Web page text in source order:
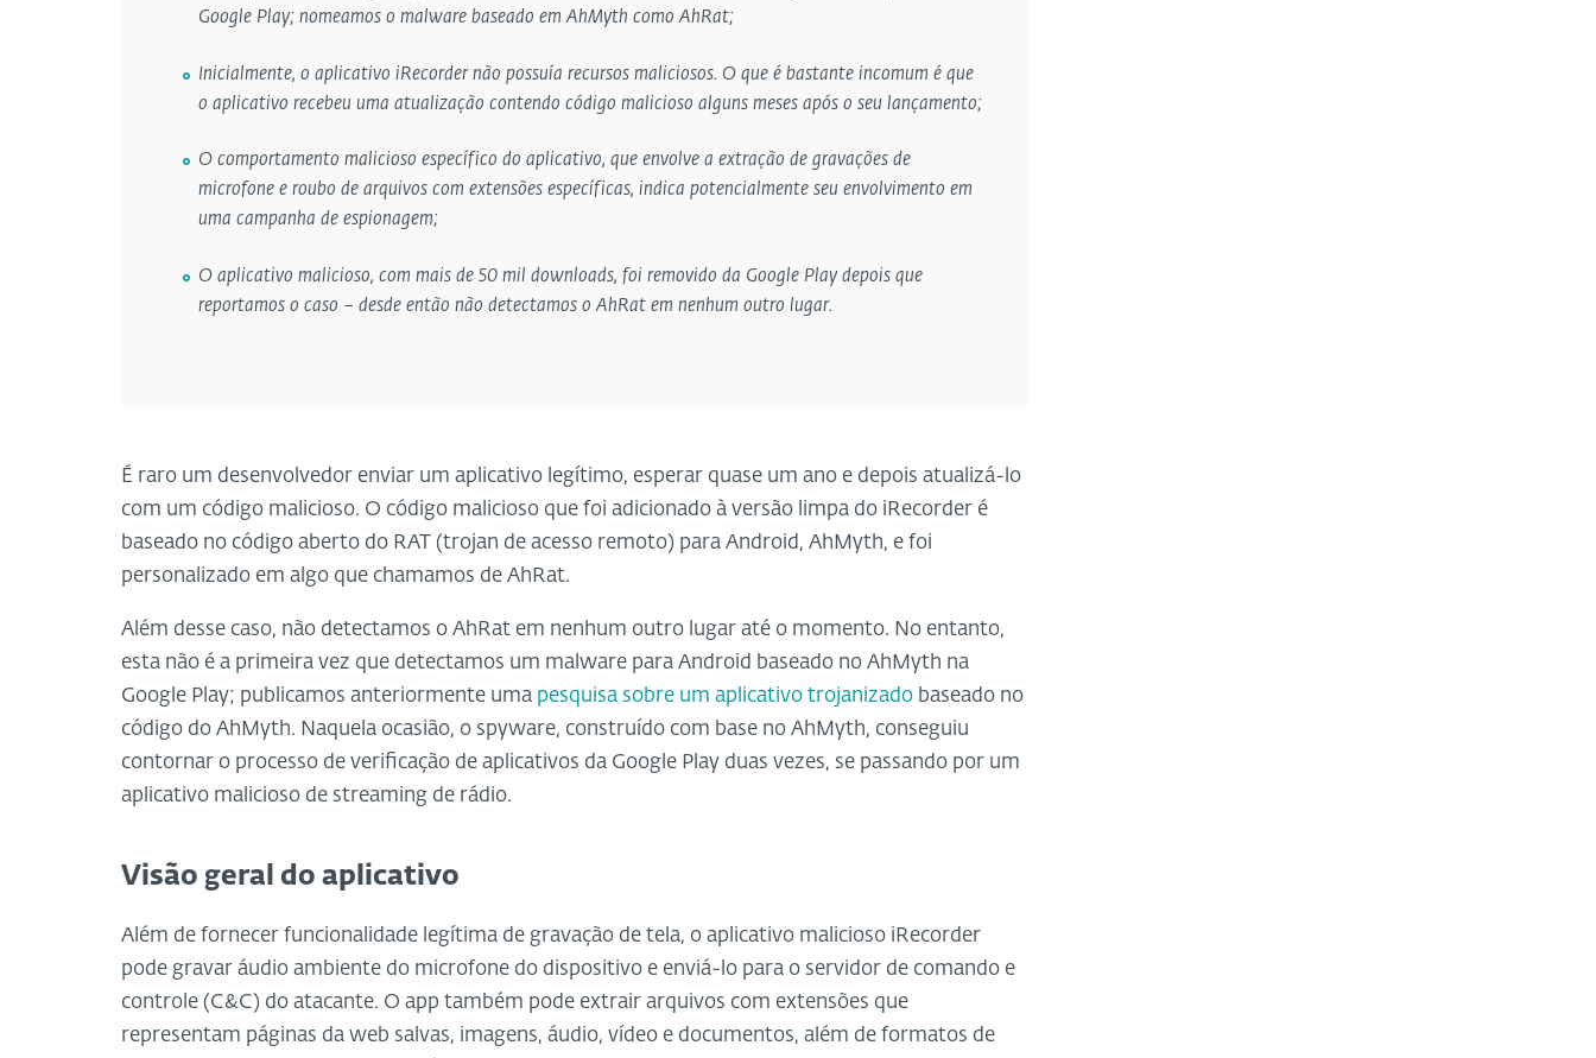
Google Play; nomeamos o malware baseado em AhMyth como AhRat;
Inicialmente, o aplicativo iRecorder não possuía recursos maliciosos. O que é bastante incomum é que
o aplicativo recebeu uma atualização contendo código malicioso alguns meses após o seu lançamento;
O comportamento malicioso específico do aplicativo, que envolve a extração de gravações de
microfone e roubo de arquivos com extensões específicas, indica potencialmente seu envolvimento em
uma campanha de espionagem;
O aplicativo malicioso, com mais de 50 mil downloads, foi removido da Google Play depois que
reportamos o caso – desde então não detectamos o AhRat em nenhum outro lugar.
É raro um desenvolvedor enviar um aplicativo legítimo, esperar quase um ano e depois atualizá-lo
com um código malicioso. O código malicioso que foi adicionado à versão limpa do iRecorder é
baseado no código aberto do RAT (trojan de acesso remoto) para Android, AhMyth, e foi
personalizado em algo que chamamos de AhRat.
Além desse caso, não detectamos o AhRat em nenhum outro lugar até o momento. No entanto,
esta não é a primeira vez que detectamos um malware para Android baseado no AhMyth na
Google Play; publicamos anteriormente uma pesquisa sobre um aplicativo trojanizado baseado no
código do AhMyth. Naquela ocasião, o spyware, construído com base no AhMyth, conseguiu
contornar o processo de verificação de aplicativos da Google Play duas vezes, se passando por um
aplicativo malicioso de streaming de rádio.
Visão geral do aplicativo
Além de fornecer funcionalidade legítima de gravação de tela, o aplicativo malicioso iRecorder
pode gravar áudio ambiente do microfone do dispositivo e enviá-lo para o servidor de comando e
controle (C&C) do atacante. O app também pode extrair arquivos com extensões que
representam páginas da web salvas, imagens, áudio, vídeo e documentos, além de formatos de